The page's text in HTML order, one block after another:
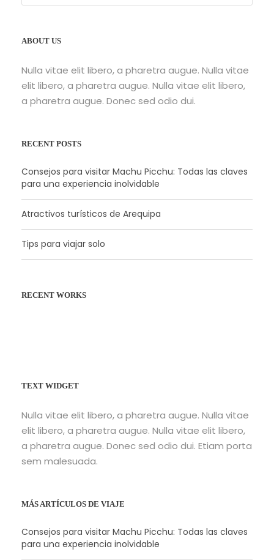
ABOUT US
Nulla vitae elit libero, a pharetra augue. Nulla vitae
elit libero, a pharetra augue. Nulla vitae elit libero,
a pharetra augue. Donec sed odio dui.
RECENT POSTS
Consejos para visitar Machu Picchu: Todas las claves
para una experiencia inolvidable
Atractivos turísticos de Arequipa
Tips para viajar solo
RECENT WORKS
TEXT WIDGET
Nulla vitae elit libero, a pharetra augue. Nulla vitae
elit libero, a pharetra augue. Nulla vitae elit libero,
a pharetra augue. Donec sed odio dui. Etiam porta
sem malesuada.
MÁS ARTÍCULOS DE VIAJE
Consejos para visitar Machu Picchu: Todas las claves
para una experiencia inolvidable